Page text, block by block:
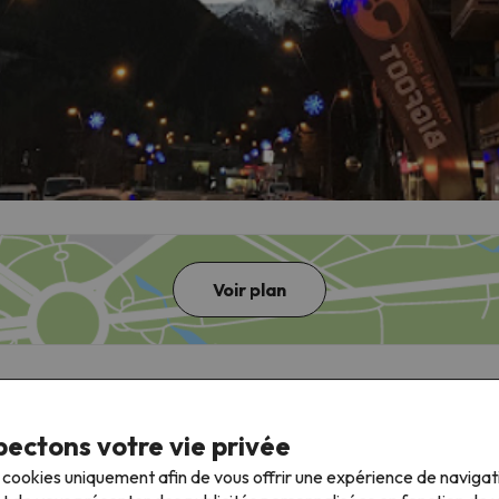
Voir plan
7 langues
Tarifs avantageux pour les offres
Séjours au ski
votre vie privée
cookies uniquement afin de vous offrir une expérience de